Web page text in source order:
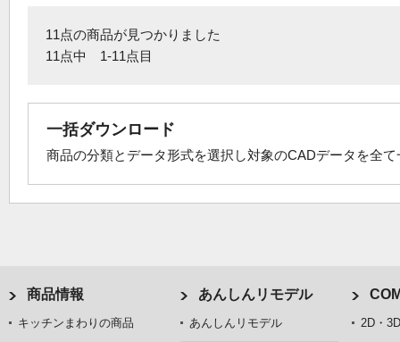
11点の商品が見つかりました
11点中 1-11点目
一括ダウンロード
商品の分類とデータ形式を選択し対象のCADデータを全
商品情報
キッチンまわりの商品
あんしんリモデル
あんしんリモデル
2D・